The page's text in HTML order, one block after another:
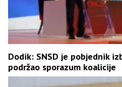
Dodik: SNSD je pobjednik
podržao sporazum koalicije